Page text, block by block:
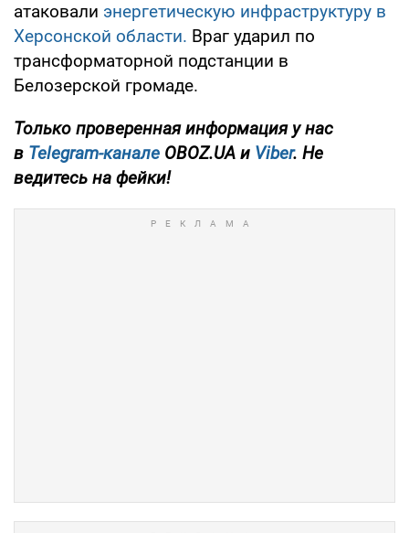
атаковали энергетическую инфраструктуру в
Херсонской области. Враг ударил по
трансформаторной подстанции в
Белозерской громаде.
Только проверенная информация у нас
в Telegram-канале OBOZ.UA и Viber. Не
ведитесь на фейки!